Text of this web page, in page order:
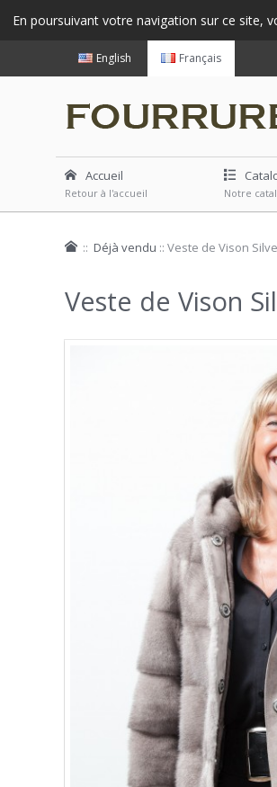
En poursuivant votre navigation sur ce site,
English Français
Accueil
Retour à l'accueil Notre
:: Déjà vendu :: Veste de Vison
Veste de Vison